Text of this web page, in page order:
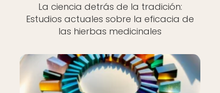
La ciencia detrás de la tradición:
Estudios actuales sobre la eficacia de
las hierbas medicinales